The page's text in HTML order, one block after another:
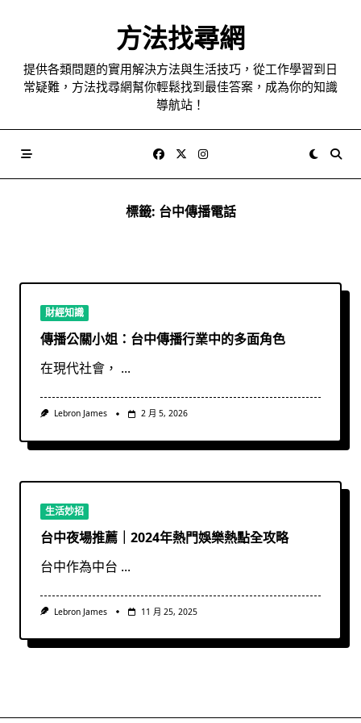
方法找尋網
提供各類問題的實用解決方法與生活技巧，從工作學習到日
常疑難，方法找尋網幫你輕鬆找到最佳答案，成為你的知識
導航站！
標籤: 台中傳播電話
財經知識
傳播公關小姐：台中傳播行業中的多面角色
在現代社會， ...
Lebron James 2 月 5, 2026
生活妙招
台中夜場推薦｜2024年熱門娛樂熱點全攻略
台中作為中台 ...
Lebron James 11 月 25, 2025